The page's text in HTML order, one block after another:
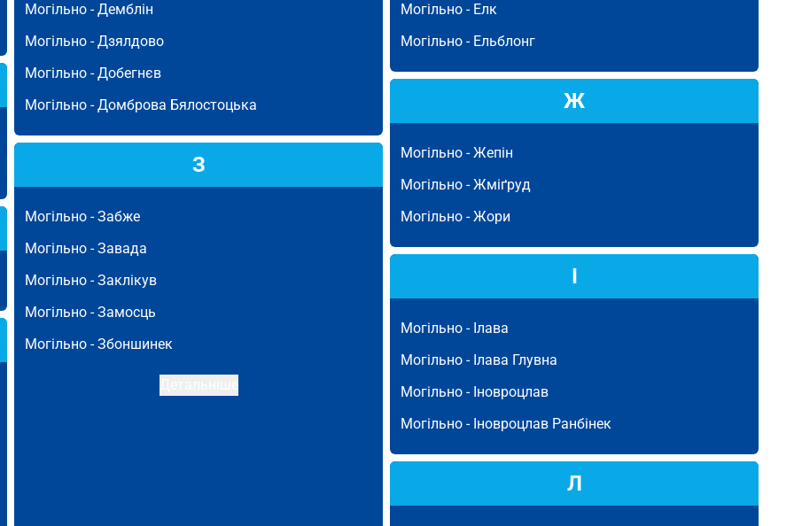
Могільно -Демблін
Могільно -Дзялдово
Могільно -Добегнєв
Могільно -Домброва Бялостоцька
Могільно - Елк
Могільно - Ельблонг
Ж
Могільно -Жепін
Могільно -Жміґруд
Могільно -Жори
З
Могільно -Забже
Могільно -Завада
Могільно -Заклікув
Могільно -Замосць
Могільно -Збоншинек
І
Могільно - Ілава
Могільно - Ілава Глувна
Могільно - Іновроцлав
Могільно - Іновроцлав Ранбінек
Л